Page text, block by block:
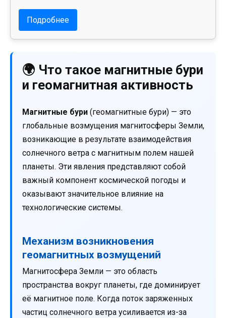
Подробнее
🌍 Что такое магнитные бури
и геомагнитная активность
Магнитные бури (геомагнитные бури) — это
глобальные возмущения магнитосферы Земли,
возникающие в результате взаимодействия
солнечного ветра с магнитным полем нашей
планеты. Эти явления представляют собой
важный компонент космической погоды и
оказывают значительное влияние на
технологические системы.
Механизм возникновения
геомагнитных возмущений
Магнитосфера Земли — это область
пространства вокруг планеты, где доминирует
её магнитное поле. Когда поток заряженных
частиц солнечного ветра усиливается из-за